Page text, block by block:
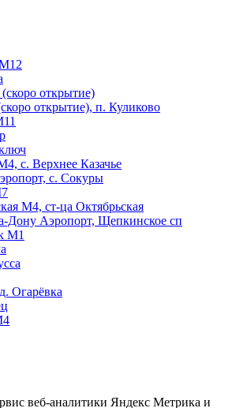
открытие)
открытие), п. Куликово
с. Верхнее Казачье
с. Сокуры
М4, ст-ца Октябрьская
Дону Аэропорт, Щепкинское сп
М1
д. Огарёвка
веб-аналитики Яндекс Метрика и